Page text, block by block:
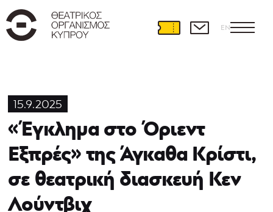
EN
15.9.2025
«Έγκλημα στο Όριεντ
Εξπρές» της Άγκαθα Κρίστι,
σε θεατρική διασκευή Κεν
Λούντβιχ